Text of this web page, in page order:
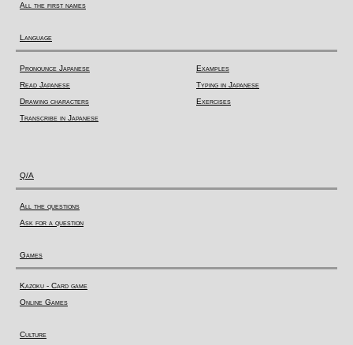
All the first names
Language
Pronounce Japanese
Read Japanese
Drawing characters
Transcribe in Japanese
Examples
Typing in Japanese
Exercises
Q/A
All the questions
Ask for a question
Games
Kazoku - Card game
Online Games
Culture